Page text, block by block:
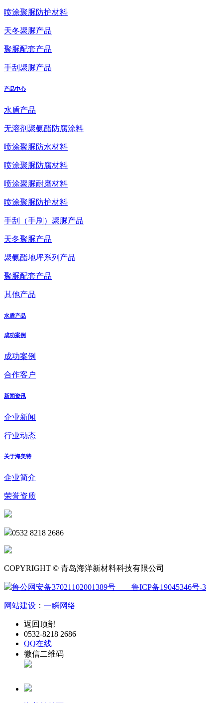
喷涂聚脲防护材料
天冬聚脲产品
聚脲配套产品
手刮聚脲产品
产品中心
水盾产品
无溶剂聚氨酯防腐涂料
喷涂聚脲防水材料
喷涂聚脲防腐材料
喷涂聚脲耐磨材料
喷涂聚脲防护材料
手刮（手刷）聚脲产品
天冬聚脲产品
聚氨酯地坪系列产品
聚脲配套产品
其他产品
水盾产品
成功案例
成功案例
合作客户
新闻资讯
企业新闻
行业动态
关于海美特
企业简介
荣誉资质
0532 8218 2686
COPYRIGHT © 青岛海洋新材料科技有限公司
鲁公网安备37021102001389号 鲁ICP备19045346号-3
网站建设 ： 一瞬网络
返回顶部
0532-8218 2686
QQ在线
微信二维码